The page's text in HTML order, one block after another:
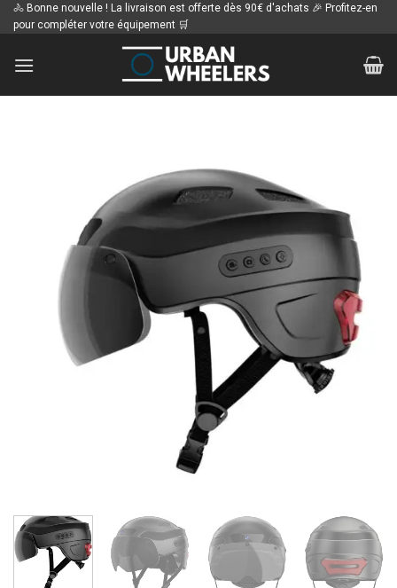
Passer
au
🚴 Bonne nouvelle ! La livraison est offerte dès 90€ d'achats 🎉 Profitez-en
pour compléter votre équipement 🛒